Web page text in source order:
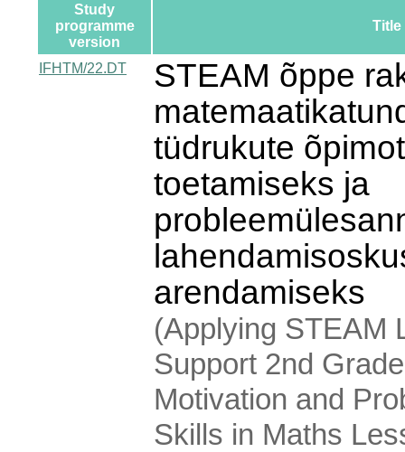
Study
programme
version
Title
IFHTM/22.DT
STEAM õppe
tüdrukute
toetamiseks ja
arendamiseks
(Applying STEAM
Support 2nd
Motivation and
Skills in Maths